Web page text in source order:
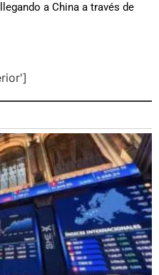
a China a través de